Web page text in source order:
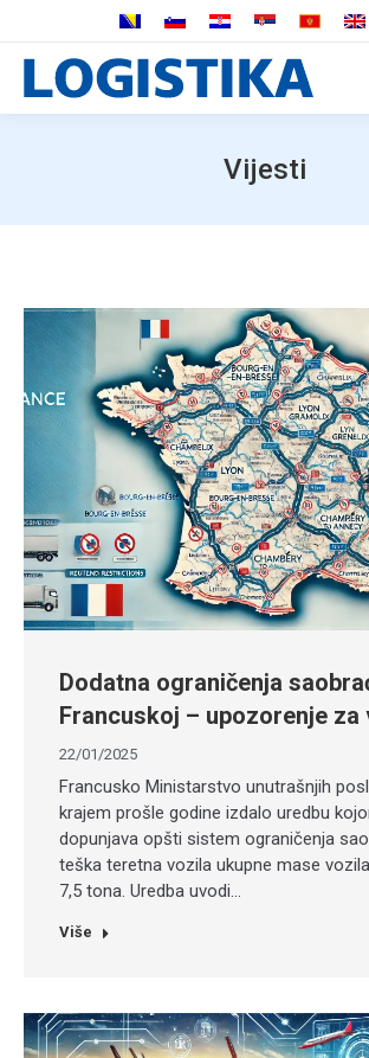
Vijesti
Dodatna ograničenja
Francuskoj – upozorenje za
22/01/2025
Francusko Ministarstvo unutrašnjih
krajem prošle godine izdalo uredbu
dopunjava opšti sistem ograničenja
teška teretna vozila ukupne mase
7,5 tona. Uredba uvodi…
Više